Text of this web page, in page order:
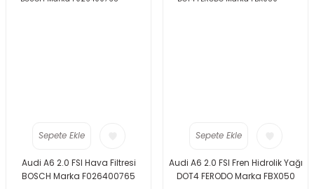
Sepete Ekle
Audi A6 2.0 FSI Hava Filtresi
BOSCH Marka F026400765
Sepete Ekle
Audi A6 2.0 FSI Fren Hidrolik Yağı
DOT4 FERODO Marka FBX050